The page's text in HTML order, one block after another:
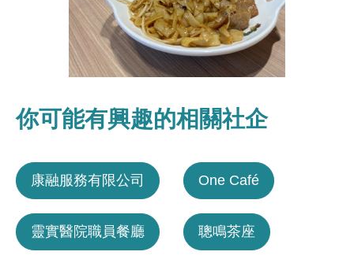
你可能有興趣的相關社企
康融服務有限公司 One Café
靈實醫院職員餐廳 聰鳴茶座